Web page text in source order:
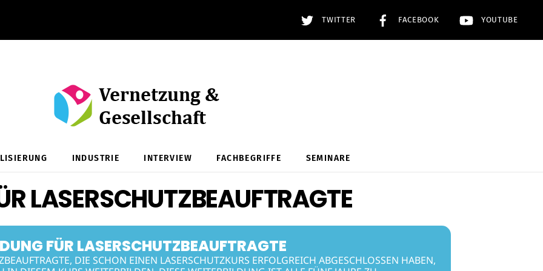
TWITTER FACEBOOK YOUTUBE
INDUSTRIE INTERVIEW FACHBEGRIFFE SEMINARE
LASERSCHUTZBEAUFTRAGTE
FÜR LASERSCHUTZBEAUFTRAGTE
DIE SCHON EINEN LASERSCHUTZKURS ERFOLGREICH ABGESCHLOSSEN HABEN,